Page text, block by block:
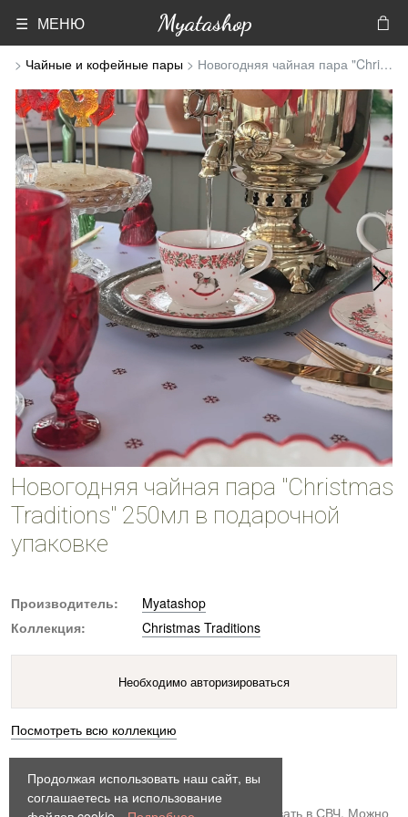
☰ МЕНЮ Myatashop
Чайные и кофейные пары Новогодняя чайная пара "Christmas Traditions" 250мл в подарочной упаковке
Новогодняя чайная пара "Christmas
Traditions" 250мл в подарочной
упаковке
Производитель:
Myatashop
Коллекция:
Christmas Traditions
Необходимо авторизироваться
Посмотреть всю коллекцию
Размер:8х16см
Материалы:Фарфор
Уход:Можно мыть в ПММ, Можно использовать в СВЧ, Можно
Продолжая использовать наш сайт, вы
соглашаетесь на использование